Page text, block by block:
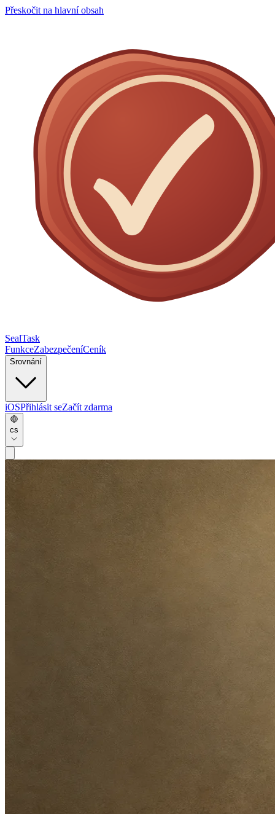
Přeskočit na hlavní obsah
SealTask
FunkceZabezpečeníCeník
Srovnání
iOSPřihlásit seZačít zdarma
cs